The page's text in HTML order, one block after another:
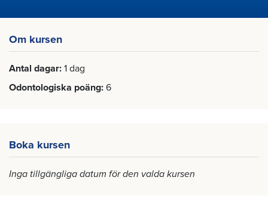
Om kursen
Antal dagar 1 dag
Odontologiska poäng 6
Boka kursen
Inga tillgängliga datum för den valda kursen